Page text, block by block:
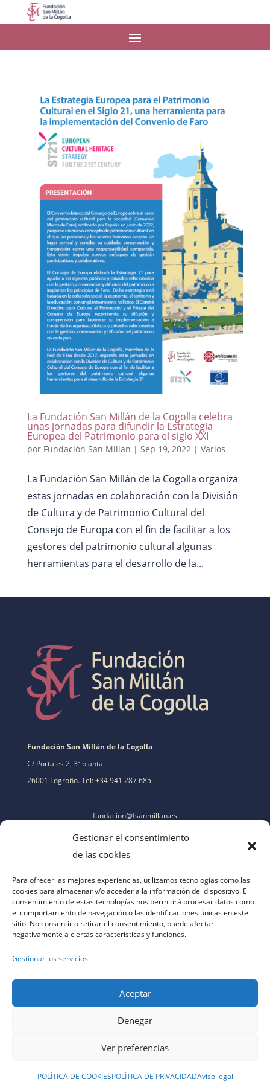
Gestionar el consentimiento
de las cookies
Para ofrecer las mejores experiencias, utilizamos tecnologías como las
cookies para almacenar y/o acceder a la información del dispositivo. El
consentimiento de estas tecnologías nos permitirá procesar datos como
el comportamiento de navegación o las identificaciones únicas en este
sitio. No consentir o retirar el consentimiento, puede afectar
negativamente a ciertas características y funciones.
Gestionar los servicios
Aceptar
Denegar
Ver preferencias
POLÍTICA DE COOKIESPOLÍTICA DE PRIVACIDADAviso legal
La Fundación San Millán de la Cogolla celebra
unas jornadas para difundir la Estrategia
Europea del Patrimonio para el siglo XXI
por Fundación San Millan | Sep 19, 2022| Varios
La Fundación San Millán de la Cogolla organiza
estas jornadas en colaboración con la División
de Cultura y de Patrimonio Cultural del
Consejo de Europa con el fin de facilitar a los
gestores del patrimonio cultural algunas
herramientas para el desarrollo de la...
Fundación San Millán de la Cogolla
C/ Portales 2, 3ª planta.
26001 Logroño. Tel: +34 941 287 685
fundacion@fsanmillan.es
política de privacidad|política de cookies